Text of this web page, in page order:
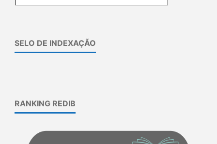
SELO DE INDEXAÇÃO
RANKING REDIB